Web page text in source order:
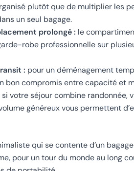
plutôt que de multiplier les
un seul bagage.
prolongé : le
robe professionnelle sur
: pour un déménagement
bon compromis entre capacité et
si votre séjour combine randonnée,
généreux vous permettent
qui se contente d’un
pour un tour du monde au long